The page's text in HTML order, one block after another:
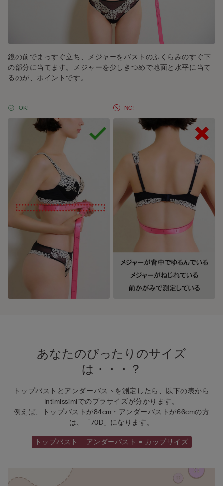
鏡の前でまっすぐ立ち、メジャーをバストのふくらみのすぐ下
の部分に当てます。メジャーを少しきつめで地面と水平に当て
るのが、ポイントです。
OK! NG!
あなたのぴったりのサイズ
は・・・？
トップバストとアンダーバストを測定したら、以下の表から
Intimissimiでのブラサイズが分かります。
例えば、トップバストが84cm・アンダーバストが66cmの方
は、「70D」になります。
トップバスト - アンダーバスト = カップサイズ